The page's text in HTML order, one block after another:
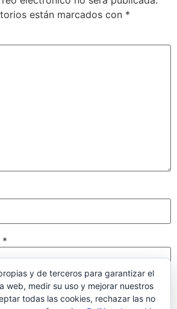
están marcados con *
*
y de terceros para garantizar el
web, medir su uso y mejorar nuestros
todas las cookies, rechazar las no